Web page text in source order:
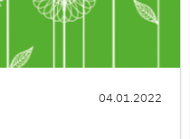
04.01.2022